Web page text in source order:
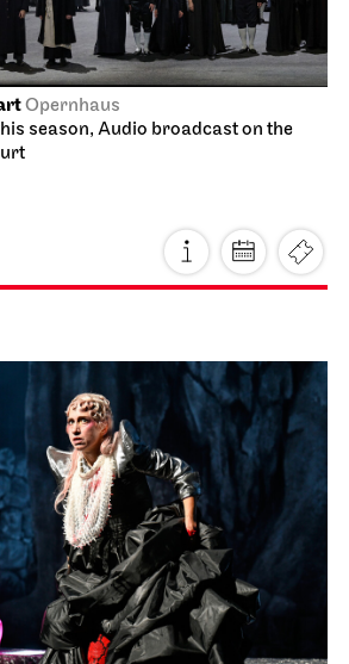
Opernhaus
season, Audio broadcast on the